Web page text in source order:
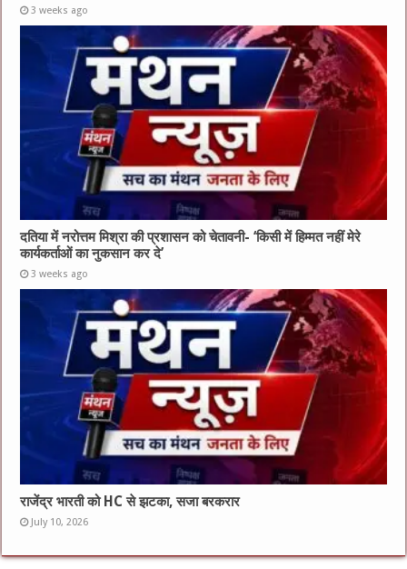
3 weeks ago
दतिया में नरोत्तम मिश्रा की प्रशासन को चेतावनी- ‘किसी में हिम्मत नहीं मेरे
कार्यकर्ताओं का नुकसान कर दे’
3 weeks ago
राजेंद्र भारती को HC से झटका, सजा बरकरार
July 10, 2026